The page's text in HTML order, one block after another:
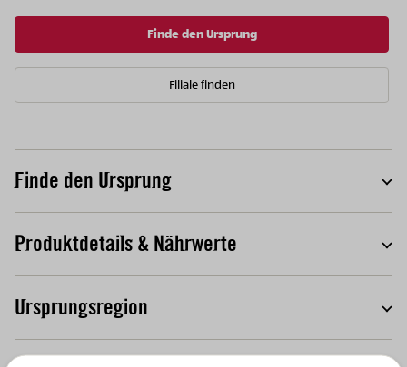
Finde den Ursprung
Filiale finden
Finde den Ursprung
Produktdetails & Nährwerte
Ursprungsregion